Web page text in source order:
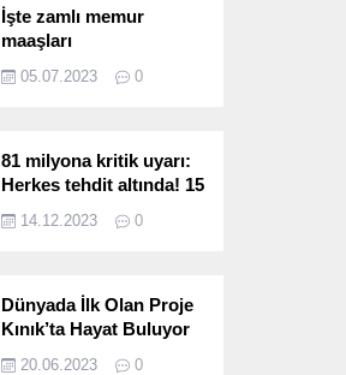
İşte zamlı memur
maaşları
05.07.2023 0
81 milyona kritik uyarı:
Herkes tehdit altında! 15
kat hızlı yayılıyor…
14.12.2023 0
Dünyada İlk Olan Proje
Kınık’ta Hayat Buluyor
20.06.2023 0